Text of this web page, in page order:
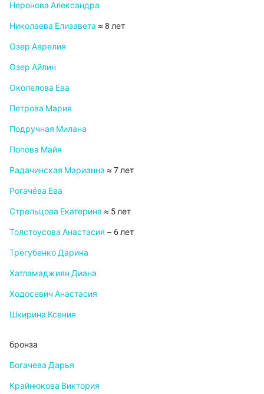
Неронова Александра
Николаева Елизавета ≈ 8 лет
Озер Аврелия
Озер Айлин
Околелова Ева
Петрова Мария
Подручная Милана
Попова Майя
Радачинская Марианна ≈ 7 лет
Рогачёва Ева
Стрельцова Екатерина ≈ 5 лет
Толстоусова Анастасия – 6 лет
Трегубенко Дарина
Хатламаджиян Диана
Ходосевич Анастасия
Шкирина Ксения
бронза
Богачева Дарья
Крайнюкова Виктория